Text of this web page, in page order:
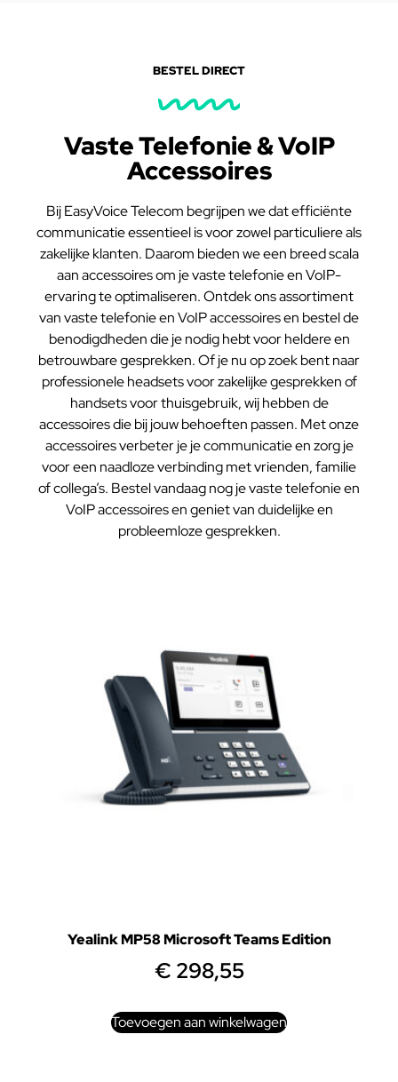
BESTEL DIRECT
Vaste Telefonie & VoIP
Accessoires
Bij EasyVoice Telecom begrijpen we dat efficiënte
communicatie essentieel is voor zowel particuliere als
zakelijke klanten. Daarom bieden we een breed scala
aan accessoires om je vaste telefonie en VoIP-
ervaring te optimaliseren. Ontdek ons assortiment
van vaste telefonie en VoIP accessoires en bestel de
benodigdheden die je nodig hebt voor heldere en
betrouwbare gesprekken. Of je nu op zoek bent naar
professionele headsets voor zakelijke gesprekken of
handsets voor thuisgebruik, wij hebben de
accessoires die bij jouw behoeften passen. Met onze
accessoires verbeter je je communicatie en zorg je
voor een naadloze verbinding met vrienden, familie
of collega’s. Bestel vandaag nog je vaste telefonie en
VoIP accessoires en geniet van duidelijke en
probleemloze gesprekken.
Yealink MP58 Microsoft Teams Edition
€ 298,55
Toevoegen aan winkelwagen